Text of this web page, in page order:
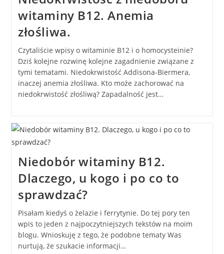
witaminy B12. Anemia
złośliwa.
Czytaliście wpisy o witaminie B12 i o homocysteinie?
Dziś kolejne rozwinę kolejne zagadnienie związane z
tymi tematami. Niedokrwistość Addisona-Biermera,
inaczej anemia złośliwa. Kto może zachorować na
niedokrwistość złośliwą? Zapadalność jest…
Niedobór witaminy B12.
Dlaczego, u kogo i po co to
sprawdzać?
Pisałam kiedyś o żelazie i ferrytynie. Do tej pory ten
wpis to jeden z najpoczytniejszych tekstów na moim
blogu. Wnioskuję z tego, że podobne tematy Was
nurtują, że szukacie informacji…